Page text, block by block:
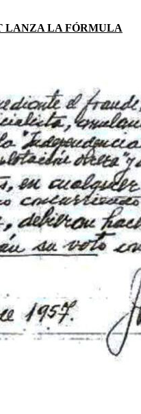
LANZA LA FÓRMULA